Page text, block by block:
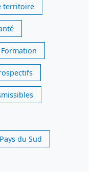
territoire
Formation
Pays du Sud